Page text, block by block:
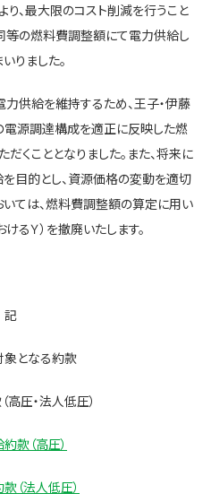
、最大限のコスト削減を行うこと
等の燃料費調整額にて電力供給し
りました。
供給を維持するため、王子・伊藤
源調達構成を適正に反映した燃
くこととなりました。また、将来に
目的とし、資源価格の変動を適切
ては、燃料費調整額の算定に用い
るＹ）を撤廃いたします。
記
象となる約款
圧・法人低圧）
款（高圧）
（法人低圧）